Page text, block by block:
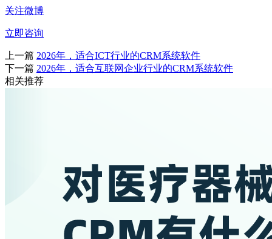
关注微博
立即咨询
上一篇 2026年，适合ICT行业的CRM系统软件
下一篇 2026年，适合互联网企业行业的CRM系统软件
相关推荐